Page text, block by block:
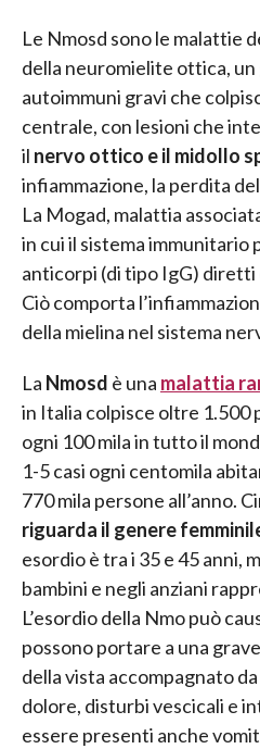
Le Nmosd sono le malattie
della neuromielite ottica,
autoimmuni gravi che
centrale, con lesioni che
il nervo ottico e il midollo
infiammazione, la perdita
La Mogad, malattia
in cui il sistema
anticorpi (di tipo IgG)
Ciò comporta
della mielina nel sistema
La Nmosd è una malattia
in Italia colpisce oltre 1.500
ogni 100 mila in tutto il
1-5 casi ogni centomila
770 mila persone all’anno.
riguarda il genere
esordio è tra i 35 e 45 anni,
bambini e negli anziani
L’esordio della Nmo può
possono portare a una
della vista accompagnato
dolore, disturbi vescicali e
essere presenti anche